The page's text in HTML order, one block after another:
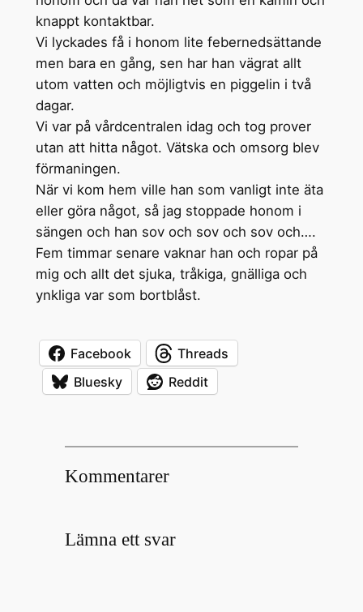
knappt kontaktbar.
Vi lyckades få i honom lite febernedsättande
men bara en gång, sen har han vägrat allt
utom vatten och möjligtvis en piggelin i två
dagar.
Vi var på vårdcentralen idag och tog prover
utan att hitta något. Vätska och omsorg blev
förmaningen.
När vi kom hem ville han som vanligt inte äta
eller göra något, så jag stoppade honom i
sängen och han sov och sov och sov och….
Fem timmar senare vaknar han och ropar på
mig och allt det sjuka, tråkiga, gnälliga och
ynkliga var som bortblåst.
Facebook
Threads
Bluesky
Reddit
Kommentarer
Lämna ett svar